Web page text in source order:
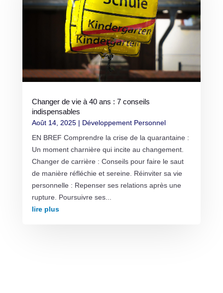
Changer de vie à 40 ans : 7 conseils
indispensables
Août 14, 2025| Développement Personnel
EN BREF Comprendre la crise de la quarantaine :
Un moment charnière qui incite au changement.
Changer de carrière : Conseils pour faire le saut
de manière réfléchie et sereine. Réinviter sa vie
personnelle : Repenser ses relations après une
rupture. Poursuivre ses...
lire plus